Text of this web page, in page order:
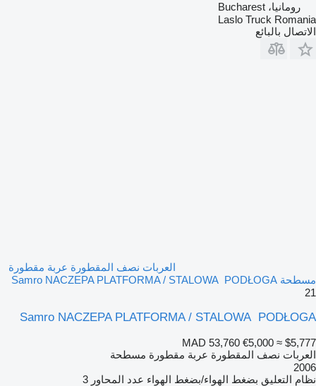
رومانيا، Bucharest
Laslo Truck Romania
الاتصال بالبائع
العربات نصف المقطورة عربة مقطورة
مسطحة Samro NACZEPA PLATFORMA / STALOWA PODŁOGA
21
Samro NACZEPA PLATFORMA / STALOWA PODŁOGA
MAD 53,760 €5,000 ≈ $5,777
العربات نصف المقطورة عربة مقطورة مسطحة
2006
نظام التعليق بضغط الهواء/بضغط الهواء عدد المحاور 3